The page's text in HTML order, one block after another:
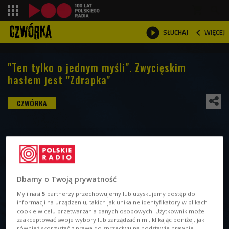
 SŁUCHAJ  WIĘCEJ

"Ten tylko o jednym myśli". Zwycięskim
hasłem jest "Zdrapka"
Dbamy o Twoją prywatność
My i nasi5 partnerzy przechowujemy lub uzyskujemy dostęp do
informacji na urządzeniu, takich jak unikalne identyfikatory w plikach
cookie w celu przetwarzania danych osobowych. Użytkownik może
zaakceptować swoje wybory lub zarządzać nimi, klikając poniżej, jak